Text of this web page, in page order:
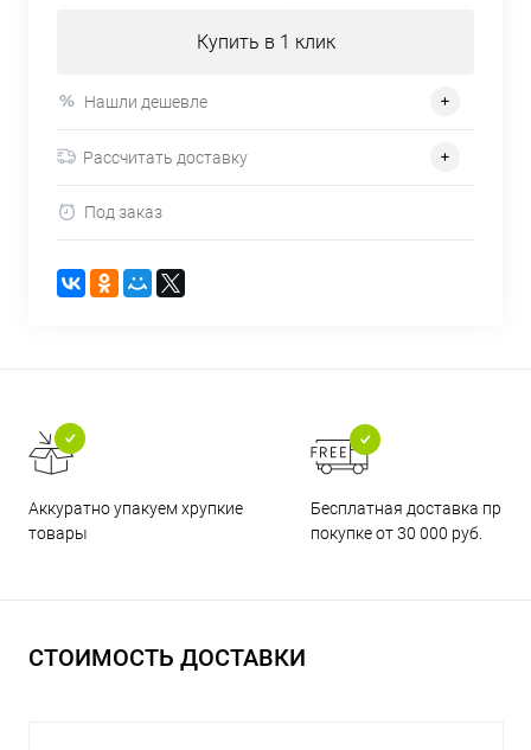
Купить в 1 клик
Нашли дешевле
Рассчитать доставку
Под заказ
Аккуратно упакуем хрупкие
товары
Бесплатная доставка при
покупке от 30 000 руб.
СТОИМОСТЬ ДОСТАВКИ